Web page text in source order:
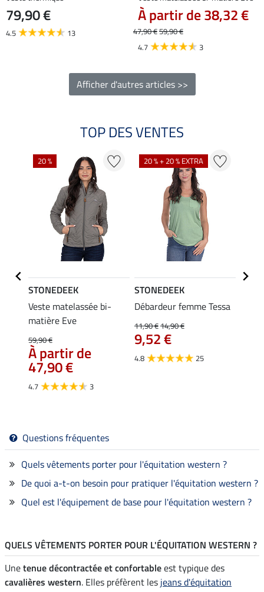
79,90 €
4.5 13
À partir de 38,32 €
47,90 €59,90 €
4.7
3
Afficher d'autres articles >>
TOP DES VENTES
20 %
STONEDEEK
Veste matelassée bi-
matière Eve
59,90 €
À partir de
47,90 €
4.7 3
20 % + 20 % EXTRA
STONEDEEK
Débardeur femme Tessa
11,90 €14,90 €
9,52 €
4.8 25
Questions fréquentes
Quels vêtements porter pour l'équitation western ?
De quoi a-t-on besoin pour pratiquer l'équitation western ?
Quel est l'équipement de base pour l'équitation western ?
QUELS VÊTEMENTS PORTER POUR L'ÉQUITATION WESTERN ?
Unetenue décontractée et confortableest typique des
cavalières western. Elles préfèrent les jeans d'équitation